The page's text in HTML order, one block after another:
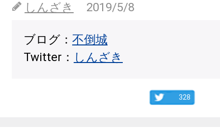
しんざき
2019/5/8
ブログ： 不倒城
Twitter： しんざき
328